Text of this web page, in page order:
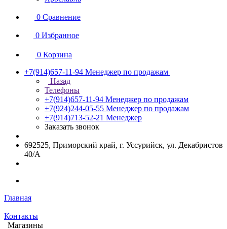
0 Сравнение
0 Избранное
0 Корзина
+7(914)657-11-94 Менеджер по продажам
Назад
Телефоны
+7(914)657-11-94 Менеджер по продажам
+7(924)244-05-55 Менеджер по продажам
+7(914)713-52-21 Менеджер
Заказать звонок
692525, Приморский край, г. Уссурийск, ул. Декабристов
40/А
Главная
Контакты
Магазины